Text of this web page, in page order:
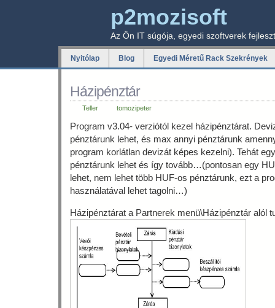
p2mozisoft
Az Ön IT súgója, egyedi szoftverek
Nyitólap Blog Egyedi Méretű Rack Szekrények
Házipénztár
Teller tomozipeter
Program v3.04- verziótól kezel házipénztárat.
pénztárunk lehet, és max annyi pénztárunk
program korlátlan devizát képes kezelni). Tehát
pénztárunk lehet és így tovább…(pontosan egy
lehet, nem lehet több HUF-os pénztárunk, ezt a
használatával lehet tagolni…)
Házipénztárat a Partnerek menü\Házipénztár alól